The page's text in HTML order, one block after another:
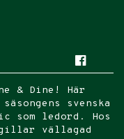
& Dine!
Här
svenska
som ledord .
Hos
vällagad